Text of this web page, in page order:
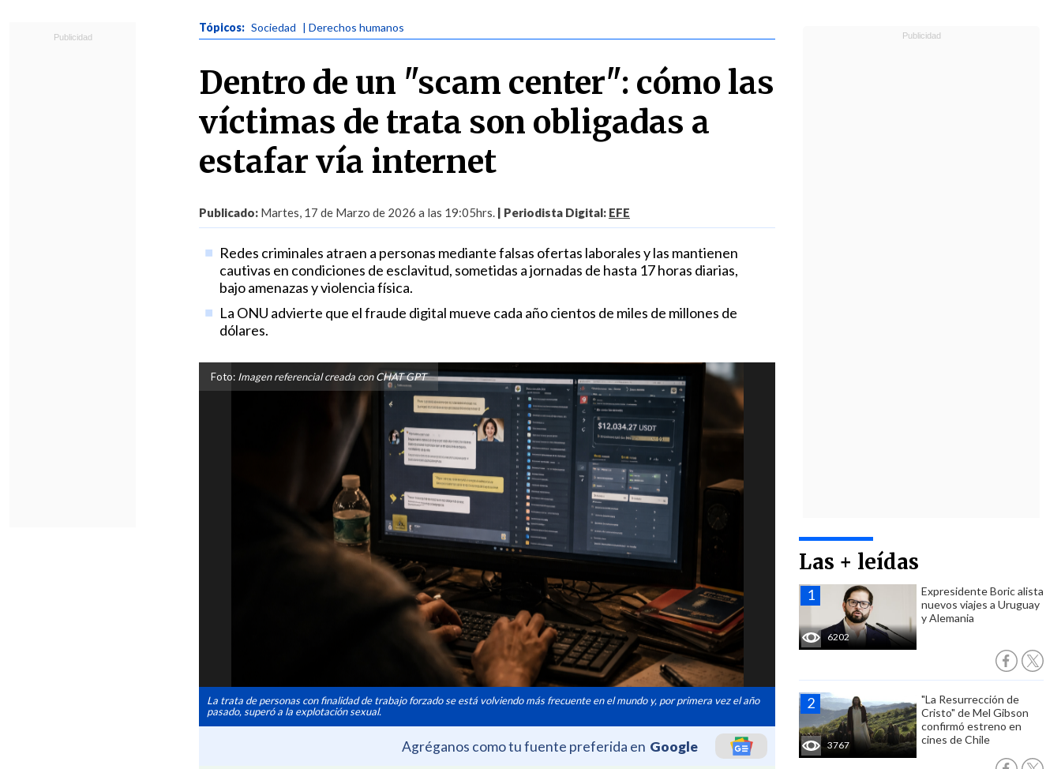
Tópicos: Sociedad | Derechos humanos
Dentro de un "scam center": cómo las
víctimas de trata son obligadas a
estafar vía internet
Publicado: Martes, 17 de Marzo de 2026 a las 19:05hrs. | Periodista Digital: EFE
Redes criminales atraen a personas mediante falsas ofertas laborales y las mantienen
cautivas en condiciones de esclavitud, sometidas a jornadas de hasta 17 horas diarias,
bajo amenazas y violencia física.
La ONU advierte que el fraude digital mueve cada año cientos de miles de millones de
dólares.
Foto: Imagen referencial creada con CHAT GPT
La trata de personas con finalidad de trabajo forzado se está volviendo más frecuente en el mundo y, por primera vez el año
pasado, superó a la explotación sexual.
Agréganos como tu fuente preferida en Google
Las + leídas
6202
Expresidente Boric alista
nuevos viajes a Uruguay
y Alemania
3767
"La Resurrección de
Cristo" de Mel Gibson
confirmó estreno en
cines de Chile